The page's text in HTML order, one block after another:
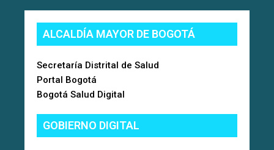
ALCALDÍA MAYOR DE BOGOTÁ
Secretaría Distrital de Salud
Portal Bogotá
Bogotá Salud Digital
GOBIERNO DIGITAL